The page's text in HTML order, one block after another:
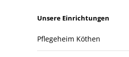
Unsere Einrichtungen
Pflegeheim Köthen